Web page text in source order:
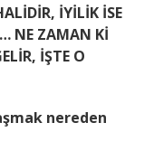
İYİLİK İSE
NE ZAMAN Kİ
İŞTE O
nereden